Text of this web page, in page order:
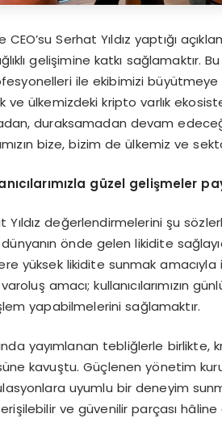
CEO’su Serhat Yıldız yaptığı
gelişimine katkı sağlamaktır.
ile ekibimizi
ve ülkemizdeki kripto varlık
duraksamadan devam
bize, bizim de ülkemiz ve
güzel gelişmeler
Yıldız değerlendirmelerini şu
önde gelen likidite
yüksek likidite sunmak amacıyla
amacı; kullanıcılarımızın
yapabilmelerini sağlamaktır.
yayımlanan tebliğlerle birlikte,
kavuştu. Güçlenen yönetim
uyumlu bir deneyim
ve güvenilir parçası